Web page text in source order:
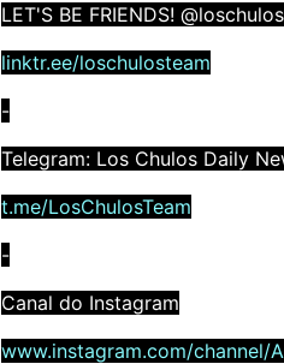
LET'S BE FRIENDS!
linktr.ee/loschulosteam
-
Telegram: Los Chulos Daily
t.me/LosChulosTeam
-
Canal do Instagram
www.instagram.com/channel/